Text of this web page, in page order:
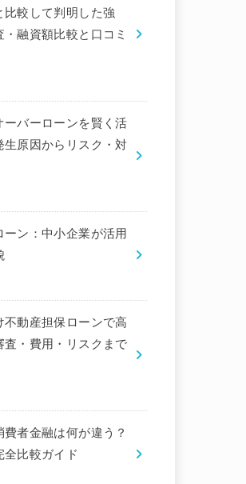
比較して判明した強
融資額比較と口コミ
バーローンを賢く活
生原因からリスク・対
ン：中小企業が活用
不動産担保ローンで高
・費用・リスクまで
者金融は何が違う？
全比較ガイド